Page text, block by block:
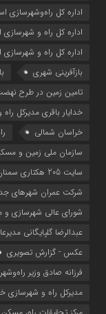
اداره كل راه‌و‌شهرسازي
اداره کل راه و شهرسازی
اداره کل راه و
بازآفرینی شهری
تامین زمین در طرح
خدایار باقری مدیرکل
خراسان شمالی
سازمان ملی زمین و
سایت 205 هکتاری سمنان
شرکت عمران شهرهای
شوراي عالي شهرسازی و
عبدالرضا گلپایگانی
عکس - گزارش تصویری
فرزانه صادق وزیر
مدیرکل راه و شهرسازی